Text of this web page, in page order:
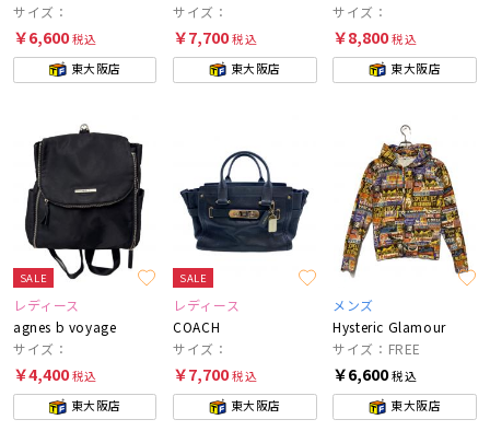
サイズ：
￥6,600税込
東大阪店
サイズ：
￥7,700税込
東大阪店
サイズ：
￥8,800税込
東大阪店
SALE
レディース
agnes b voyage
サイズ：
￥4,400税込
東大阪店
SALE
レディース
COACH
サイズ：
￥7,700税込
東大阪店
メンズ
Hysteric Glamour
サイズ：FREE
￥6,600税込
東大阪店